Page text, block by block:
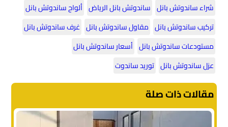
شراء ساندوتش بانل ساندوتش بانل الرياض ألواح ساندوتش بانل
تركيب ساندوتش بانل مقاول ساندوتش بانل غرف ساندوتش بانل
مستودعات ساندوتش بانل أسعار ساندوتش بانل
عزل ساندوتش بانل توريد ساندوت
مقالات ذات صلة